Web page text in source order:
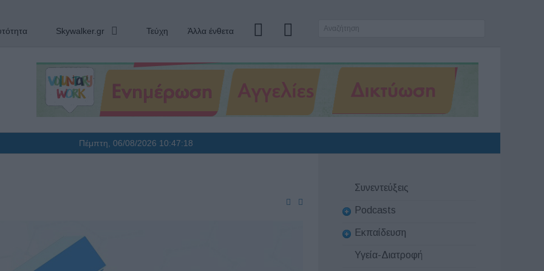
Skywalker.gr Τεύχη Άλλα ένθετα
Πέμπτη, 06/08/2026 10:47:19
Συνεντεύξεις
Podcasts
Εκπαίδευση
Υγεία-Διατροφή